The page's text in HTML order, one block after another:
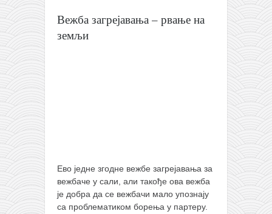
Вежба загрејавања – рвање на
земљи
Ево једне згодне вежбе загрејавања за
вежбаче у сали, али такође ова вежба
је добра да се вежбачи мало упознају
са проблематиком борења у партеру.